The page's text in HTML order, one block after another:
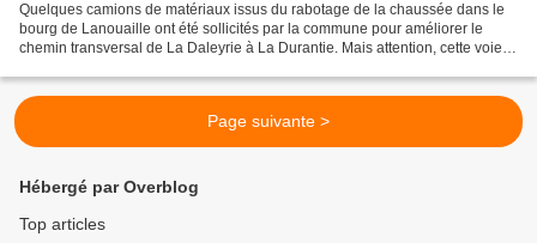
Quelques camions de matériaux issus du rabotage de la chaussée dans le
bourg de Lanouaille ont été sollicités par la commune pour améliorer le
chemin transversal de La Daleyrie à La Durantie. Mais attention, cette voie
Page suivante >
Hébergé par Overblog
Top articles